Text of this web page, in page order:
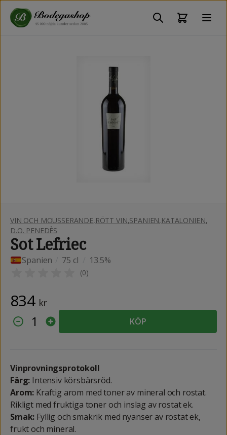
VIN OCH MOUSSERANDE,RÖTT VIN,SPANIEN,KATALONIEN,
D.O. PENEDÈS
Sot Lefriec
Spanien 75 cl 13.5%
(0)
834 kr
1 KÖP
Vinprovningsprotokoll
Färg: Intensiv körsbärsröd.
Arom: Kraftig arom med toner av mineral och rostat.
Rikligt med fruktiga toner och inslag av rostat ek.
Smak: Fyllig och smakrik med nyanser av rostat ek,
frukt och mineral.